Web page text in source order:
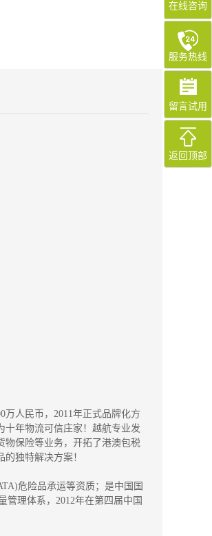
人民币，2011年正式品牌化方
十年物流可信庄家！越航专业发
物保险等业务，开拓了港澳包税
独特解决方案！
危险品承运等资质；是中国国
管理体系，2012年在第四届中国
在线咨询
服务热线
留言试用
返回顶部